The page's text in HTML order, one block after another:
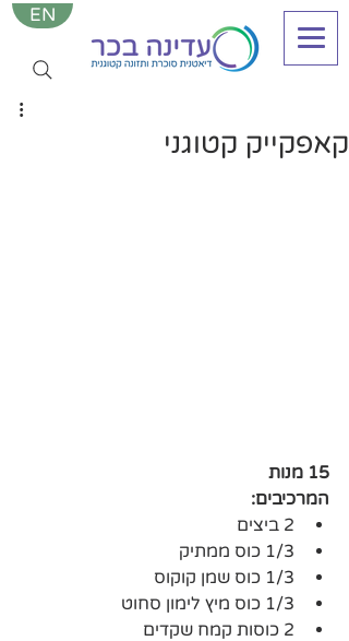
EN
קאפקייק קטוגני
15 מנות
המרכיבים:
2 ביצים
1/3 כוס ממתיק
1/3 כוס שמן קוקוס
1/3 כוס מיץ לימון סחוט
2 כוסות קמח שקדים